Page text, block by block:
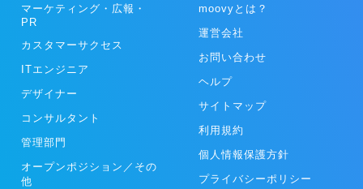
マーケティング・広報・
PR
カスタマーサクセス
ITエンジニア
デザイナー
コンサルタント
管理部門
オープンポジション／その
他
moovyとは？
運営会社
お問い合わせ
ヘルプ
サイトマップ
利用規約
個人情報保護方針
プライバシーポリシー